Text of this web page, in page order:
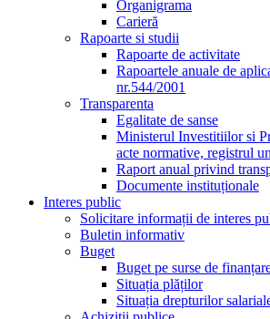
Organigrama
Carieră
Rapoarte si studii
Rapoarte de activitate
Rapoartele anuale de
nr.544/2001
Transparenta
Egalitate de sanse
Ministerul Investitiilor si
acte normative, registrul
Raport anual privind
Documente instituționale
Interes public
Solicitare informații de interes
Buletin informativ
Buget
Buget pe surse de
Situația plăților
Situația drepturilor